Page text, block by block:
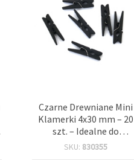
Czarne Drewniane Mini
Klamerki 4x30 mm – 20
szt. – Idealne do
Kreatywnych Prac
SKU: 830355